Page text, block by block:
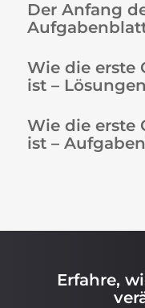
Der Anfang
Wie die erste
ist – Lösungen
Wie die erste
ist –
Erfahre,